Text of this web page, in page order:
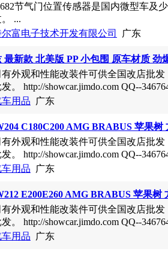
气门位置传感器
节气门位置传感器是国内微型车及
...
富电子技术开发有限公司广东
最新款 北美版 PP 小包围 原车材质 劲
外观和性能改装件可供全国改店批
用品广东
C180C200 AMG BRABUS 苹果
外观和性能改装件可供全国改店批
。 http://showcar.jimdo.com QQ--
用品
广东